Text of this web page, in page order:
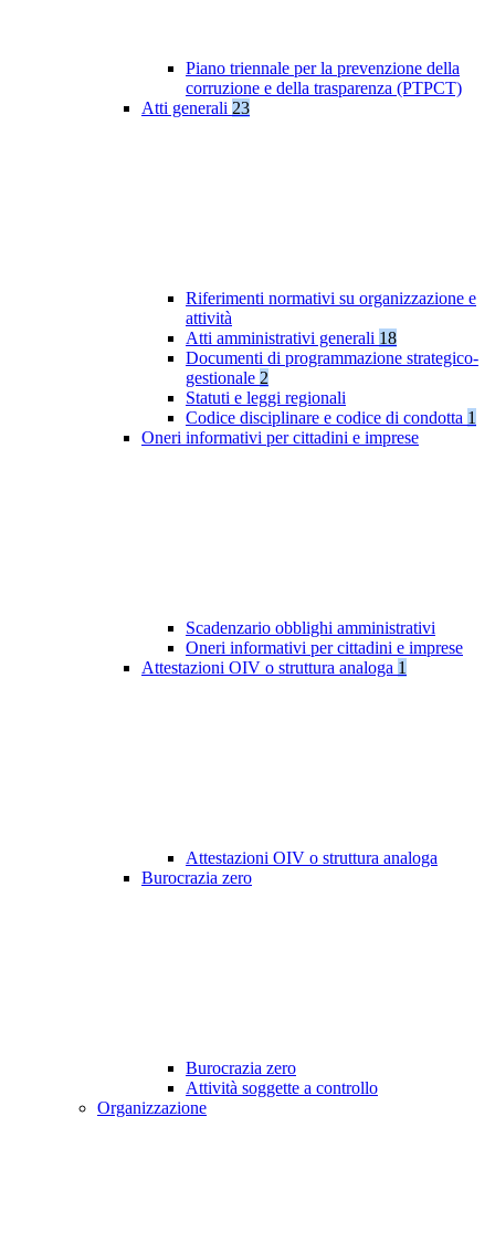
Piano triennale per la prevenzione della
corruzione e della trasparenza (PTPCT)
Atti generali 23
Riferimenti normativi su organizzazione e
attività
Atti amministrativi generali 18
Documenti di programmazione strategico-
gestionale 2
Statuti e leggi regionali
Codice disciplinare e codice di condotta 1
Oneri informativi per cittadini e imprese
Scadenzario obblighi amministrativi
Oneri informativi per cittadini e imprese
Attestazioni OIV o struttura analoga 1
Attestazioni OIV o struttura analoga
Burocrazia zero
Burocrazia zero
Attività soggette a controllo
Organizzazione